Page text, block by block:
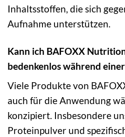
Inhaltsstoffen, die sich
Aufnahme unterstützen.
Kann ich BAFOXX
bedenkenlos während
Viele Produkte von
auch für die Anwendung
konzipiert. Insbesondere
Proteinpulver und